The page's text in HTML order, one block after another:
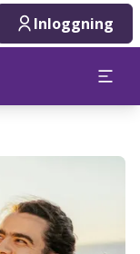
Inloggning